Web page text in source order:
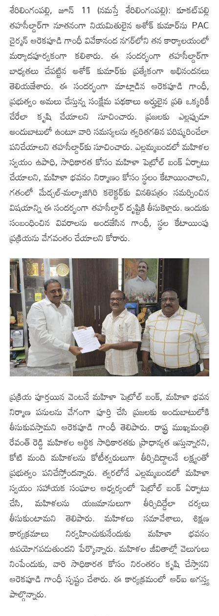
శేరిలింగంప‌ల్లి, జూన్ 11 (న‌మ‌స్తే శేరిలింగంప‌ల్లి): కూకట్‌పల్లి
తహసీల్దార్‌గా నూతనంగా నియమితులైన అశోక్ కుమార్‌ను PAC
చైర్మన్ ఆరెకపూడి గాంధీ వివేకానంద నగర్‌లోని తన కార్యాలయంలో
మర్యాదపూర్వకంగా కలిశారు. ఈ సందర్భంగా తహసీల్దార్‌గా
బాధ్యతలు చేపట్టిన అశోక్ కుమార్‌కు ప్రత్యేకంగా అభినందనలు
తెలియజేశారు. ఈ సందర్భంగా మాట్లాడిన ఆరెకపూడి గాంధీ,
ప్రభుత్వం అమలు చేస్తున్న సంక్షేమ పథకాలు అర్హులైన ప్రతి ఒక్కరికీ
చేరేలా కృషి చేయాలని సూచించారు. ప్రజలకు ఎల్లప్పుడూ
అందుబాటులో ఉంటూ వారి సమస్యలను త్వరితగతిన పరిష్కరించేలా
పనిచేయాలని తహసీల్దార్‌కు సూచించారు. ఎల్లమ్మబండలో మహిళల
స్వయం ఉపాధి, సాధికారత కోసం మహిళా పెట్రోల్ బంక్ ఏర్పాటు
చేయాలని, మహిళా భవనం నిర్మాణం కోసం స్థలం కేటాయించాలని,
గతంలో మేడ్చల్-మల్కాజిగిరి కలెక్టర్‌కు వినతిపత్రం సమర్పించిన
విషయాన్ని ఈ సందర్భంగా తహసీల్దార్ దృష్టికి తీసుకెళ్లారు. ఇందుకు
సంబంధించిన వివరాలను అందజేసిన గాంధీ, స్థల కేటాయింపు
ప్రక్రియను వేగవంతం చేయాలని కోరారు.
ప్రక్రియ పూర్తయిన వెంటనే మహిళా పెట్రోల్ బంక్, మహిళా భవన
నిర్మాణ పనులను వేగంగా పూర్తి చేసి ప్రజలకు అందుబాటులోకి
తీసుకువస్తామని ఆరెకపూడి గాంధీ తెలిపారు. రాష్ట్ర ముఖ్యమంత్రి
రేవంత్ రెడ్డి మహిళల ఆర్థిక సాధికారతకు ప్రాధాన్యత ఇస్తున్నారని,
కోటి మంది మహిళలను కోటీశ్వరులుగా తీర్చిదిద్దాలనే లక్ష్యంతో
ప్రభుత్వం పనిచేస్తోందన్నారు. త్వరలోనే ఎల్లమ్మబండలో మహిళా
స్వయం సహాయక సంఘాల ఆధ్వర్యంలో పెట్రోల్ బంక్ ఏర్పాటు
చేసి, మహిళలను యజమానులుగా తీర్చిదిద్దేలా చర్యలు
తీసుకుంటామని తెలిపారు. మహిళలు సమావేశాలు, శిక్షణ
కార్యక్రమాలు నిర్వహించుకునేందుకు మహిళా భవనం
ఉపయోగపడుతుందని పేర్కొన్నారు. మహిళల జీవితాల్లో వెలుగులు
నింపేందుకు, వారి సాధికారత కోసం నిరంతరం కృషి చేస్తానని
ఆరెకపూడి గాంధీ స్పష్టం చేశారు. ఈ కార్యక్రమంలో ఆర్‌ఐ అగస్త్య
పాల్గొన్నారు.